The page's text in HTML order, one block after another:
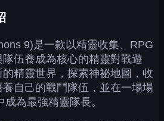
9)是一款以精靈收集、RPG
伍養成為核心的精靈對戰遊
精靈世界，探索神祕地圖，收
自己的戰鬥隊伍，並在一場場
為最強精靈隊長。